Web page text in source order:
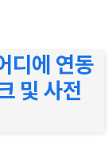
디에 연동
및 사전